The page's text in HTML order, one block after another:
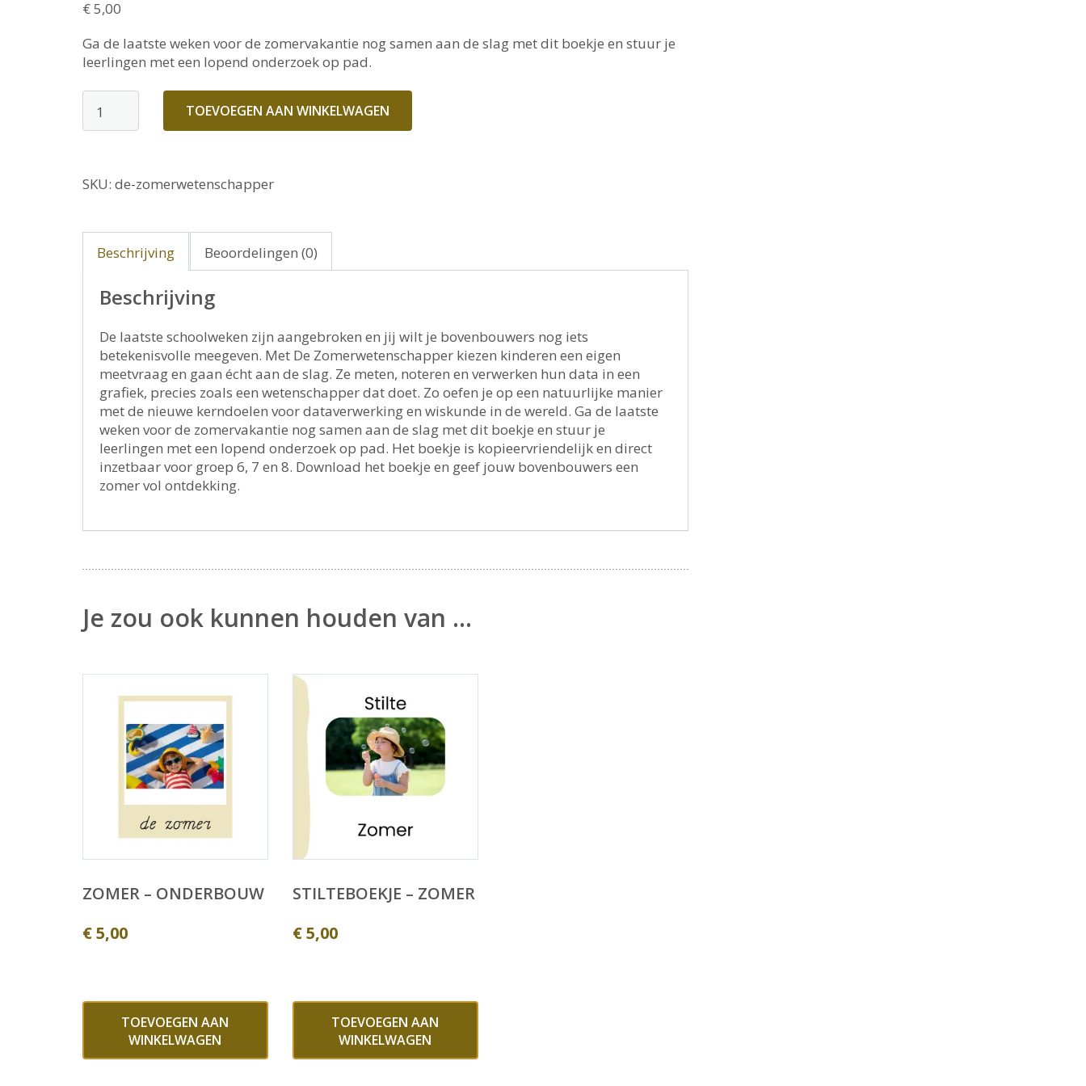
€5,00
Ga de laatste weken voor de zomervakantie nog samen aan de slag met dit boekje en stuur je
leerlingen met een lopend onderzoek op pad.
Zomerwetenschapper
aantal
TOEVOEGEN AAN WINKELWAGEN
SKU: de-zomerwetenschapper
Beschrijving Beoordelingen (0)
Beschrijving
De laatste schoolweken zijn aangebroken en jij wilt je bovenbouwers nog iets
betekenisvolle meegeven. Met De Zomerwetenschapper kiezen kinderen een eigen
meetvraag en gaan écht aan de slag. Ze meten, noteren en verwerken hun data in een
grafiek, precies zoals een wetenschapper dat doet. Zo oefen je op een natuurlijke manier
met de nieuwe kerndoelen voor dataverwerking en wiskunde in de wereld. Ga de laatste
weken voor de zomervakantie nog samen aan de slag met dit boekje en stuur je
leerlingen met een lopend onderzoek op pad. Het boekje is kopieervriendelijk en direct
inzetbaar voor groep 6, 7 en 8. Download het boekje en geef jouw bovenbouwers een
zomer vol ontdekking.
Je zou ook kunnen houden van …
ZOMER – ONDERBOUW
€5,00
TOEVOEGEN AAN
WINKELWAGEN
STILTEBOEKJE – ZOMER
€5,00
TOEVOEGEN AAN
WINKELWAGEN